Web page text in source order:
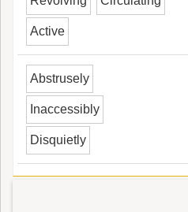
Active
Abstrusely
Inaccessibly
Disquietly